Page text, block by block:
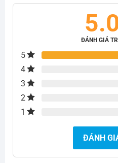
ĐÁNH GIÁ
5
4
3
2
1
ĐÁNH